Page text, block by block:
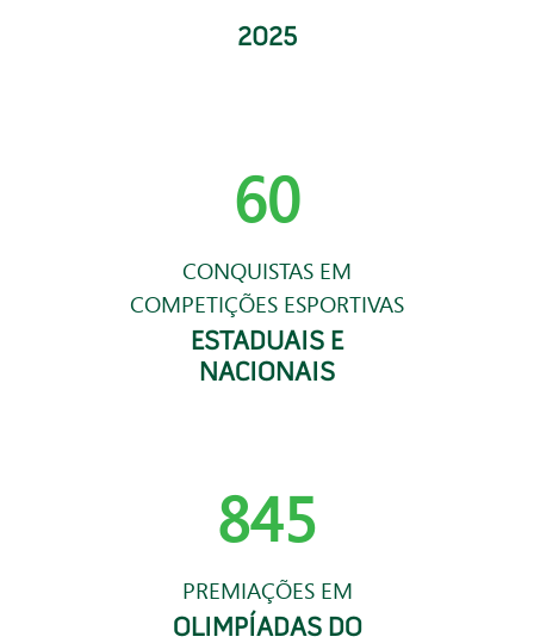
2025
60
CONQUISTAS EM
COMPETIÇÕES ESPORTIVAS
ESTADUAIS E
NACIONAIS
845
PREMIAÇÕES EM
OLIMPÍADAS DO